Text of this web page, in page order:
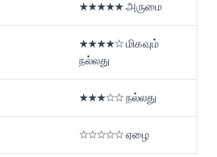
★★★★★ அருமை
★★★★☆ மிகவும்
நல்லது
★★★☆☆ நல்லது
☆☆☆☆☆ ஏழை